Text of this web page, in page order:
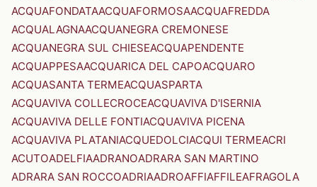
ACQUAFONDATAACQUAFORMOSAACQUAFREDDA
ACQUALAGNAACQUANEGRA CREMONESE
ACQUANEGRA SUL CHIESEACQUAPENDENTE
ACQUAPPESAACQUARICA DEL CAPOACQUARO
ACQUASANTA TERMEACQUASPARTA
ACQUAVIVA COLLECROCEACQUAVIVA D'ISERNIA
ACQUAVIVA DELLE FONTIACQUAVIVA PICENA
ACQUAVIVA PLATANIACQUEDOLCIACQUI TERMEACRI
ACUTOADELFIAADRANOADRARA SAN MARTINO
ADRARA SAN ROCCOADRIAADROAFFIAFFILEAFRAGOLA